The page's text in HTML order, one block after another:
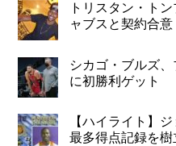
トリスタン・ト
ャブスと契約合意
シカゴ・ブルズ
に初勝利ゲット
【ハイライト】
最多得点記録を樹